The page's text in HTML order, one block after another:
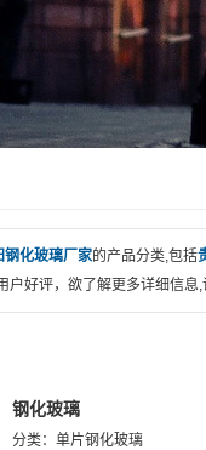
钢化玻璃厂家的产品分类,包括
户好评，欲了解更多详细信息
钢化玻璃
分类： 单片钢化玻璃